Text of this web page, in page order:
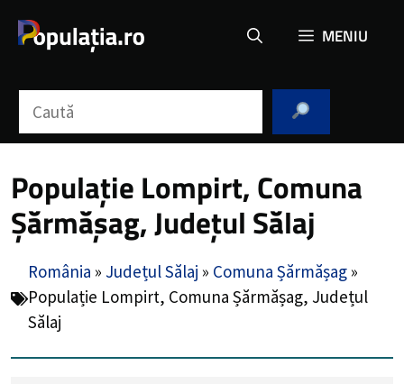
MENIU
Populație Lompirt, Comuna
Șărmășag, Județul Sălaj
România » Județul Sălaj » Comuna Șărmășag »
Populație Lompirt, Comuna Șărmășag, Județul
Sălaj